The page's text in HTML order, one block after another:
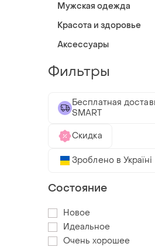
Мужская одежда
Красота и здоровье
Аксессуары
Фильтры
Бесплатная
SMART
Скидка
Зроблено в Україні
Состояние
Новое
Идеальное
Очень хорошее